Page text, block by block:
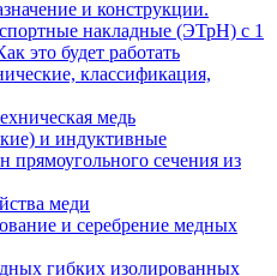
и конструкции.
накладные (ЭТрН) с 1
это будет работать
классификация,
медь
и индуктивные
прямоугольного сечения из
меди
и серебрение медных
гибких изолированных